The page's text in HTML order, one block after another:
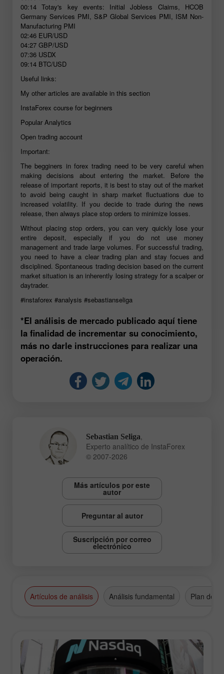
00:14 Totay's key events: Initial Jobless Claims, HCOB
Germany Services PMI, S&P Global Services PMI, ISM Non-
Manufacturing PMI
02:46 EUR/USD
04:27 GBP/USD
07:36 USDX
09:14 BTC/USD
Useful links:
My other articles are available in this section
InstaForex course for beginners
Popular Analytics
Open trading account
Important:
The begginers in forex trading need to be very careful when
making decisions about entering the market. Before the
release of important reports, it is best to stay out of the market
to avoid being caught in sharp market fluctuations due to
increased volatility. If you decide to trade during the news
release, then always place stop orders to minimize losses.
Without placing stop orders, you can very quickly lose your
entire deposit, especially if you do not use money
management and trade large volumes. For successful trading,
you need to have a clear trading plan and stay focues and
disciplined. Spontaneous trading decision based on the current
market situation is an inherently losing strategy for a scalper or
daytrader.
#instaforex #analysis #sebastianseliga
*El análisis de mercado publicado aquí tiene
la finalidad de incrementar su conocimiento,
más no darle instrucciones para realizar una
operación.
Sebastian Seliga
Experto analítico de InstaForex
© 2007-2026
Más artículos por este
autor
Preguntar al autor
Suscripción por correo
electrónico
Artículos de análisis Análisis fundamental Plan de